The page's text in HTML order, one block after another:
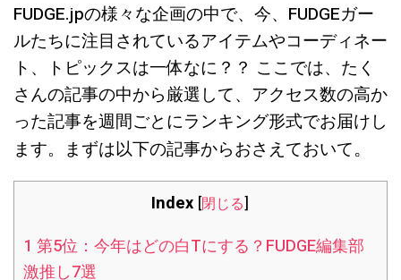
FUDGE.jpの様々な企画の中で、今、FUDGEガー
ルたちに注目されているアイテムやコーディネー
ト、トピックスは一体なに？？ ここでは、たく
さんの記事の中から厳選して、アクセス数の高か
った記事を週間ごとにランキング形式でお届けし
ます。まずは以下の記事からおさえておいて。
Index [閉じる]
1 第5位：今年はどの白Tにする？FUDGE編集部
激推し7選